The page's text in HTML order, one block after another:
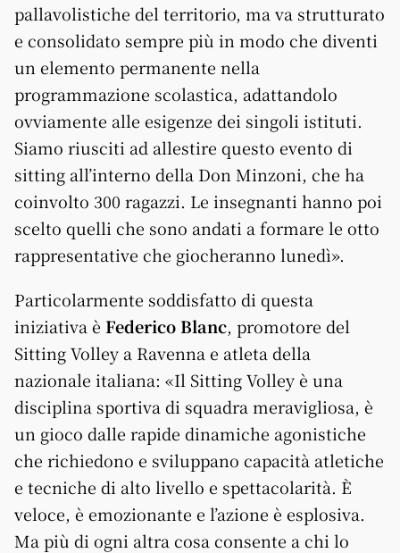
pallavolistiche del territorio, ma va strutturato
e consolidato sempre più in modo che diventi
un elemento permanente nella
programmazione scolastica, adattandolo
ovviamente alle esigenze dei singoli istituti.
Siamo riusciti ad allestire questo evento di
sitting all’interno della Don Minzoni, che ha
coinvolto 300 ragazzi. Le insegnanti hanno poi
scelto quelli che sono andati a formare le otto
rappresentative che giocheranno lunedì».
Particolarmente soddisfatto di questa
iniziativa è Federico Blanc, promotore del
Sitting Volley a Ravenna e atleta della
nazionale italiana: «Il Sitting Volley è una
disciplina sportiva di squadra meravigliosa, è
un gioco dalle rapide dinamiche agonistiche
che richiedono e sviluppano capacità atletiche
e tecniche di alto livello e spettacolarità. È
veloce, è emozionante e l’azione è esplosiva.
Ma più di ogni altra cosa consente a chi lo